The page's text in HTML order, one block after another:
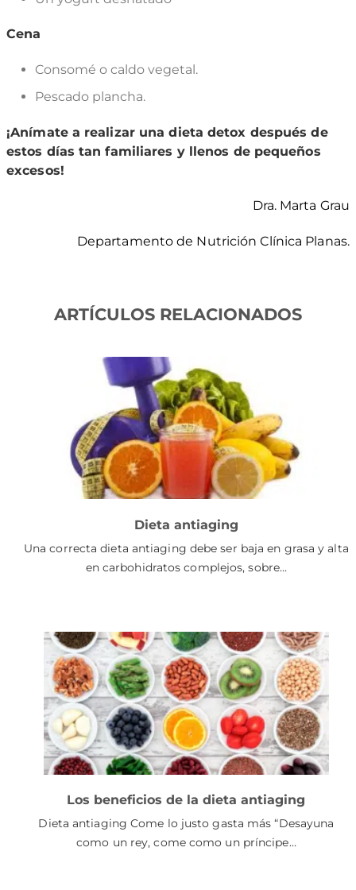
Cena
Consomé o caldo vegetal.
Pescado plancha.
¡Anímate a realizar una dieta detox después de
estos días tan familiares y llenos de pequeños
excesos!
Dra. Marta Grau
Departamento de Nutrición Clínica Planas.
ARTÍCULOS RELACIONADOS
Dieta antiaging
Una correcta dieta antiaging debe ser baja en grasa y alta
en carbohidratos complejos, sobre…
Los beneficios de la dieta antiaging
Dieta antiaging Come lo justo gasta más “Desayuna
como un rey, come como un príncipe…